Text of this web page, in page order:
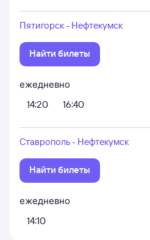
Пятигорск - Нефтекумск
Найти билеты
ежедневно
14:20
16:40
Ставрополь - Нефтекумск
Найти билеты
ежедневно
14:10